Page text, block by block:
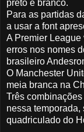
preto e branco.
Para as partidas
a usar a font
A Premier League
erros nos nomes
brasileiro
O Manchester
meia branca na
Três
nessa
quadriculado do